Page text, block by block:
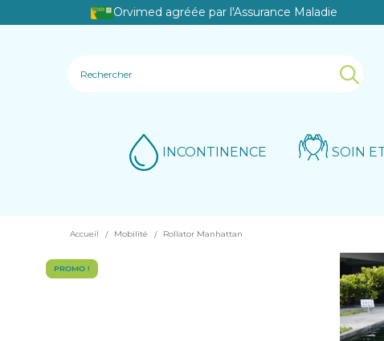
Orvimed agréée par l'Assurance Maladie
INCONTINENCE SOIN
Accueil Mobilité Rollator Manhattan
PROMO !